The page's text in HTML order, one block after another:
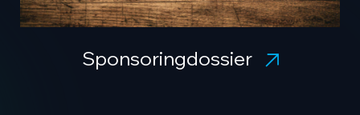
Sponsoringdossier